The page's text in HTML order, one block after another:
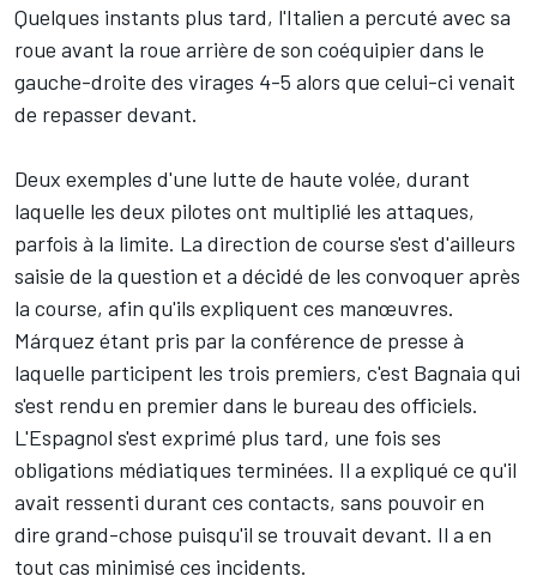
Quelques instants plus tard, l'Italien a percuté avec sa
roue avant la roue arrière de son coéquipier dans le
gauche-droite des virages 4-5 alors que celui-ci venait
de repasser devant.
Deux exemples d'une lutte de haute volée, durant
laquelle les deux pilotes ont multiplié les attaques,
parfois à la limite. La direction de course s'est d'ailleurs
saisie de la question et a décidé de les convoquer après
la course, afin qu'ils expliquent ces manœuvres.
Márquez étant pris par la conférence de presse à
laquelle participent les trois premiers, c'est Bagnaia qui
s'est rendu en premier dans le bureau des officiels.
L'Espagnol s'est exprimé plus tard, une fois ses
obligations médiatiques terminées. Il a expliqué ce qu'il
avait ressenti durant ces contacts, sans pouvoir en
dire grand-chose puisqu'il se trouvait devant. Il a en
tout cas minimisé ces incidents.